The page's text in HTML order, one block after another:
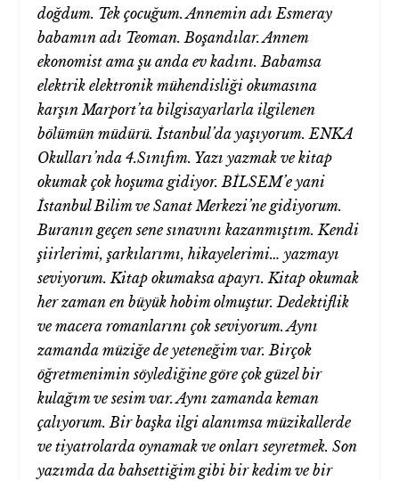
doğdum. Tek çocuğum. Annemin adı Esmeray
babamın adı Teoman. Boşandılar. Annem
ekonomist ama şu anda ev kadını. Babamsa
elektrik elektronik mühendisliği okumasına
karşın Marport’ta bilgisayarlarla ilgilenen
bölümün müdürü. İstanbul’da yaşıyorum. ENKA
Okulları’nda 4.Sınıfım. Yazı yazmak ve kitap
okumak çok hoşuma gidiyor. BİLSEM’e yani
İstanbul Bilim ve Sanat Merkezi’ne gidiyorum.
Buranın geçen sene sınavını kazanmıştım. Kendi
şiirlerimi, şarkılarımı, hikayelerimi… yazmayı
seviyorum. Kitap okumaksa apayrı. Kitap okumak
her zaman en büyük hobim olmuştur. Dedektiflik
ve macera romanlarını çok seviyorum. Aynı
zamanda müziğe de yeteneğim var. Birçok
öğretmenimin söylediğine göre çok güzel bir
kulağım ve sesim var. Aynı zamanda keman
çalıyorum. Bir başka ilgi alanımsa müzikallerde
ve tiyatrolarda oynamak ve onları seyretmek. Son
yazımda da bahsettiğim gibi bir kedim ve bir